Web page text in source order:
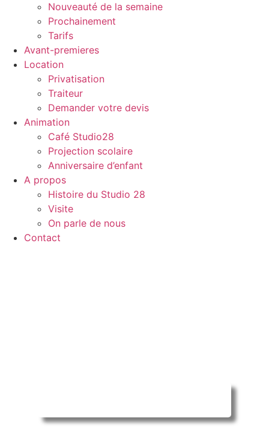
Nouveauté de la semaine
Prochainement
Tarifs
Avant-premieres
Location
Privatisation
Traiteur
Demander votre devis
Animation
Café Studio28
Projection scolaire
Anniversaire d’enfant
A propos
Histoire du Studio 28
Visite
On parle de nous
Contact